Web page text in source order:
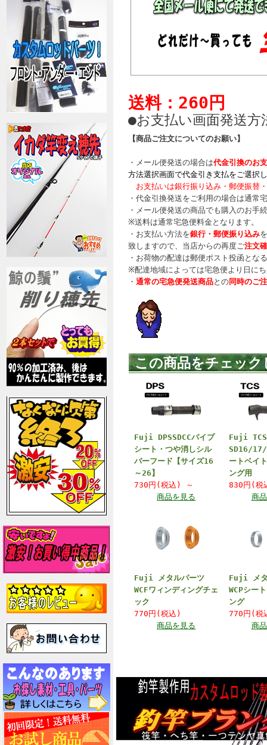
送料：260円
●お支払い画面発送
【商品ご注文についてのお願い】
・メール便発送の場合は代金引換のお
方法選択画面で代金引き支払をご選択
お支払いは銀行振り込み・郵便振替
・代金引換発送をご利用の場合は通常
・メール便発送の商品でも購入のお手
※送料は通常宅急便料金となります。
・お支払い方法を銀行・郵便振り込み
致しますので、当店からの再度ご注文
・お荷物の配達は郵便ポスト投函とな
※配達地域によっては宅急便より日に
・ 通常の宅急便発送商品との同時のご
この商品をチェッ
Fuji DPSSDCCパイプ
シート・つや消しシル
バーフード【サイズ16
～26】
730円(税込)
～
商品を見る
Fuji
SD16/17/
ートベイ
ング用
830円(
商
Fuji メタルパーツ
WCFワィンディングチェ
ック
770円(税込)
商品を見る
Fuji メタ
WCPシー
ング
770円(税
商